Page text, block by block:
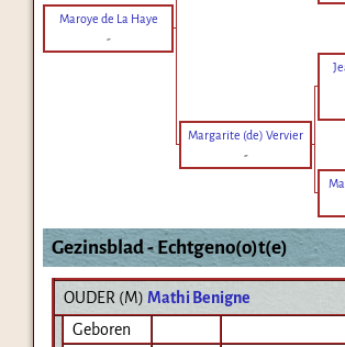
Maroye de La Haye
-
Margarite (de) Vervier
-
Gezinsblad - Echtgeno(o)t(e)
OUDER (M) Mathi Benigne
Geboren